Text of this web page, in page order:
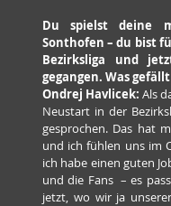
Du spielst deine
Sonthofen – du bist
Bezirksliga und
gegangen. Was
Ondrej Havlicek: Als
Neustart in der
gesprochen. Das hat
und ich fühlen uns im
ich habe einen guten
und die Fans  – es
jetzt, wo wir ja